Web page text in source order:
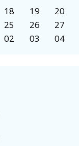
18 19
20
25 26
27
02 03 04